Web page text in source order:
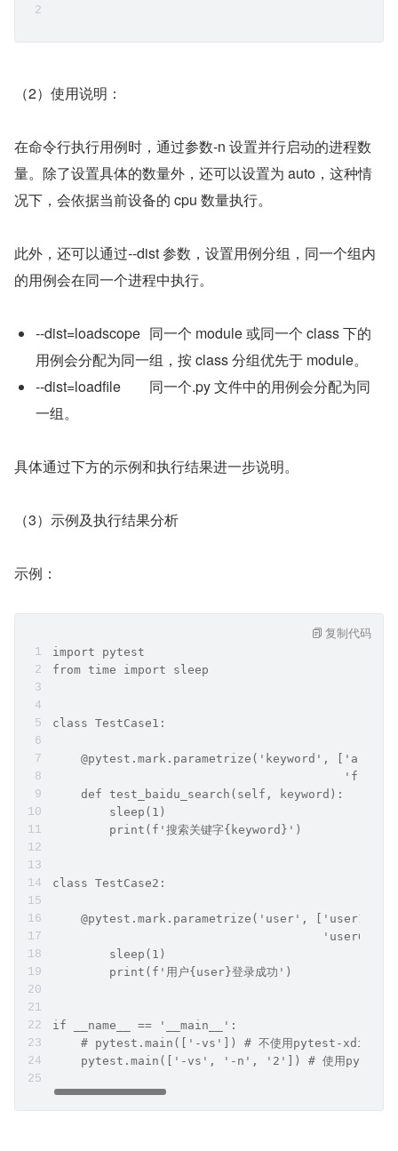
（2）使用说明：
在命令行执行用例时，通过参数-n 设置并行启动的进程数
量。除了设置具体的数量外，还可以设置为 auto，这种情
况下，会依据当前设备的 cpu 数量执行。
此外，还可以通过--dist 参数，设置用例分组，同一个组内
的用例会在同一个进程中执行。
--dist=loadscope	同一个 module 或同一个 class 下的
用例会分配为同一组，按 class 分组优先于 module。
--dist=loadfile	同一个.py 文件中的用例会分配为同
一组。
具体通过下方的示例和执行结果进一步说明。
（3）示例及执行结果分析
示例：
import pytest
from time import sleep
class TestCase1:
@pytest.mark.parametrize('keyword', ['a',
'f',
    def test_baidu_search(self, keyword):
        sleep(1)
        print(f'搜索关键字{keyword}')
class TestCase2:
@pytest.mark.parametrize('user', ['user1',
'user6',
        sleep(1)
        print(f'用户{user}登录成功')
if __name__ == '__main__':
# pytest.main(['-vs']) # 不使用pytest-xdist运
pytest.main(['-vs', '-n', '2']) # 使用pytest-
复制代码